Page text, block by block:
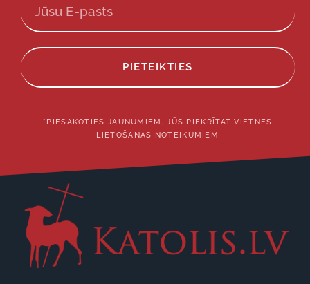
PIETEIKTIES
*PIESAKOTIES JAUNUMIEM, JŪS PIEKRĪTAT VIETNES
LIETOŠANAS NOTEIKUMIEM